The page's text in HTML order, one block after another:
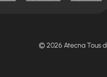
© 2026 Atecna Tous